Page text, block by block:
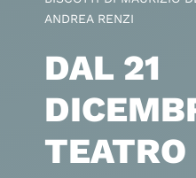
ANDREA RENZI
DAL 21
TEATRO